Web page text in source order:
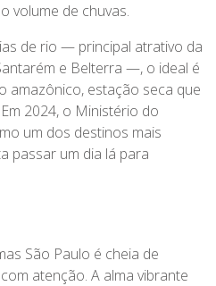
volume de chuvas.
de rio — principal atrativo da
e Belterra —, o ideal é
amazônico, estação seca que
2024, o Ministério do
um dos destinos mais
passar um dia lá para
São Paulo é cheia de
atenção. A alma vibrante